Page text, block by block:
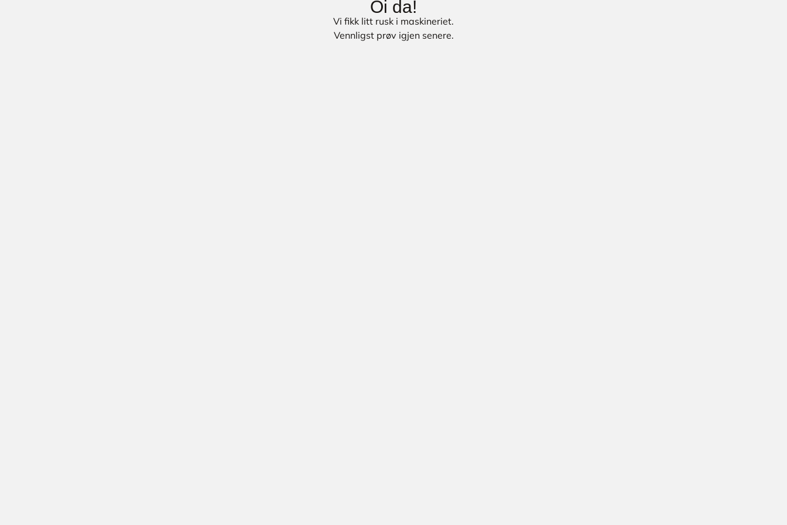
Oi da!
Vi fikk litt rusk i maskineriet.
Vennligst prøv igjen senere.